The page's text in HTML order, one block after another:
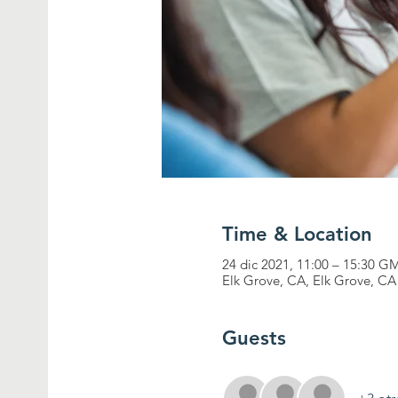
Time & Location
24 dic 2021, 11:00 – 15:30
Elk Grove, CA, Elk Grove, CA
Guests